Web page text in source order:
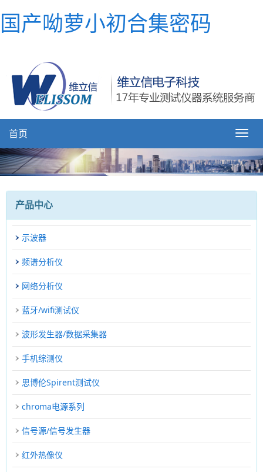
国产呦萝小初合集密码
首页
产品中心
示波器
频谱分析仪
网络分析仪
蓝牙/wifi测试仪
波形发生器/数据采集器
手机综测仪
思博伦Spirent测试仪
chroma电源系列
信号源/信号发生器
红外热像仪